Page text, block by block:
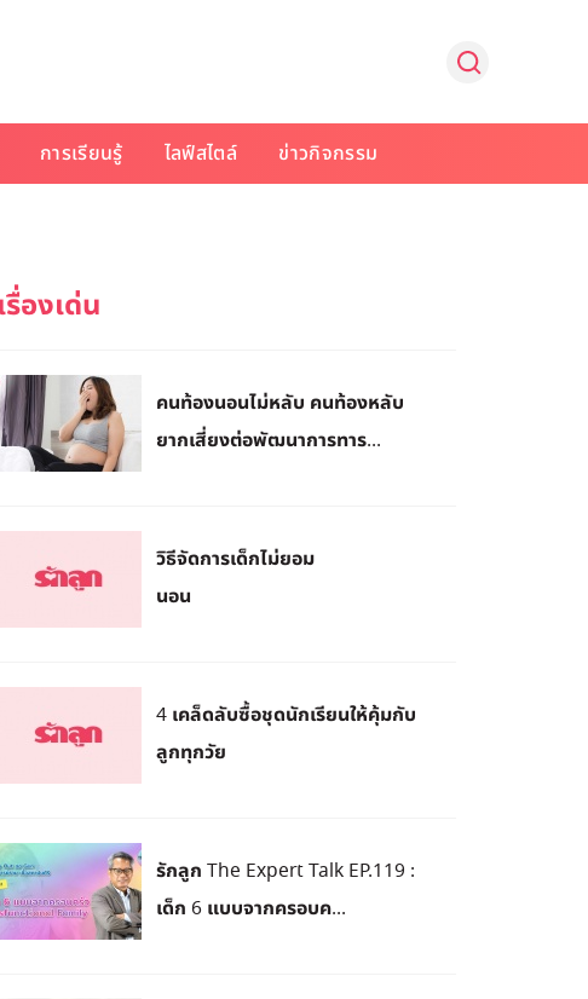
การเรียนรู้ ไลฟ์สไตล์ ข่าวกิจกรรม
คนท้องนอนไม่หลับ คนท้องหลับ
ยากเสี่ยงต่อพัฒนาการทาร...
วิธีจัดการเด็กไม่ยอม
นอน
4 เคล็ดลับซื้อชุดนักเรียนให้คุ้มกับ
ลูกทุกวัย
รักลูก The Expert Talk EP.119 :
เด็ก 6 แบบจากครอบค...